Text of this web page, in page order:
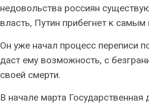
недовольства россиян
власть, Путин прибегнет к
Он уже начал процесс переписи
даст ему возможность, с
своей смерти.
В начале марта